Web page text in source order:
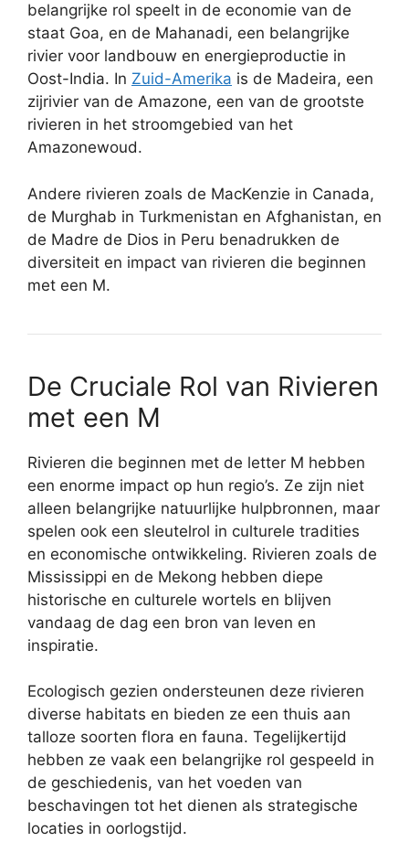
belangrijke rol speelt in de economie van de
staat Goa, en de Mahanadi, een belangrijke
rivier voor landbouw en energieproductie in
Oost-India. In Zuid-Amerika is de Madeira, een
zijrivier van de Amazone, een van de grootste
rivieren in het stroomgebied van het
Amazonewoud.
Andere rivieren zoals de MacKenzie in Canada,
de Murghab in Turkmenistan en Afghanistan, en
de Madre de Dios in Peru benadrukken de
diversiteit en impact van rivieren die beginnen
met een M.
De Cruciale Rol van Rivieren
met een M
Rivieren die beginnen met de letter M hebben
een enorme impact op hun regio’s. Ze zijn niet
alleen belangrijke natuurlijke hulpbronnen, maar
spelen ook een sleutelrol in culturele tradities
en economische ontwikkeling. Rivieren zoals de
Mississippi en de Mekong hebben diepe
historische en culturele wortels en blijven
vandaag de dag een bron van leven en
inspiratie.
Ecologisch gezien ondersteunen deze rivieren
diverse habitats en bieden ze een thuis aan
talloze soorten flora en fauna. Tegelijkertijd
hebben ze vaak een belangrijke rol gespeeld in
de geschiedenis, van het voeden van
beschavingen tot het dienen als strategische
locaties in oorlogstijd.